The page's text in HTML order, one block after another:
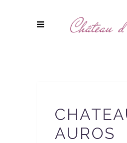
AUROS